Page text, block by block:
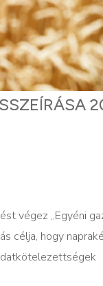
végez „Egyéni
célja, hogy